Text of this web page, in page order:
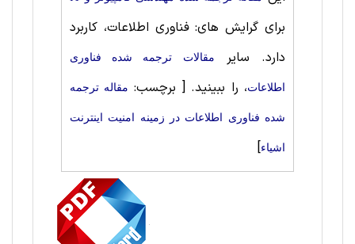
برای گرایش های: فناوری اطلاعات، کاربرد
دارد. سایر
مقالات ترجمه شده فناوری
اطلاعات، را ببینید.[ برچسب: مقاله ترجمه
شده فناوری اطلاعات در زمینه امنیت اینترنت
اشیاء]